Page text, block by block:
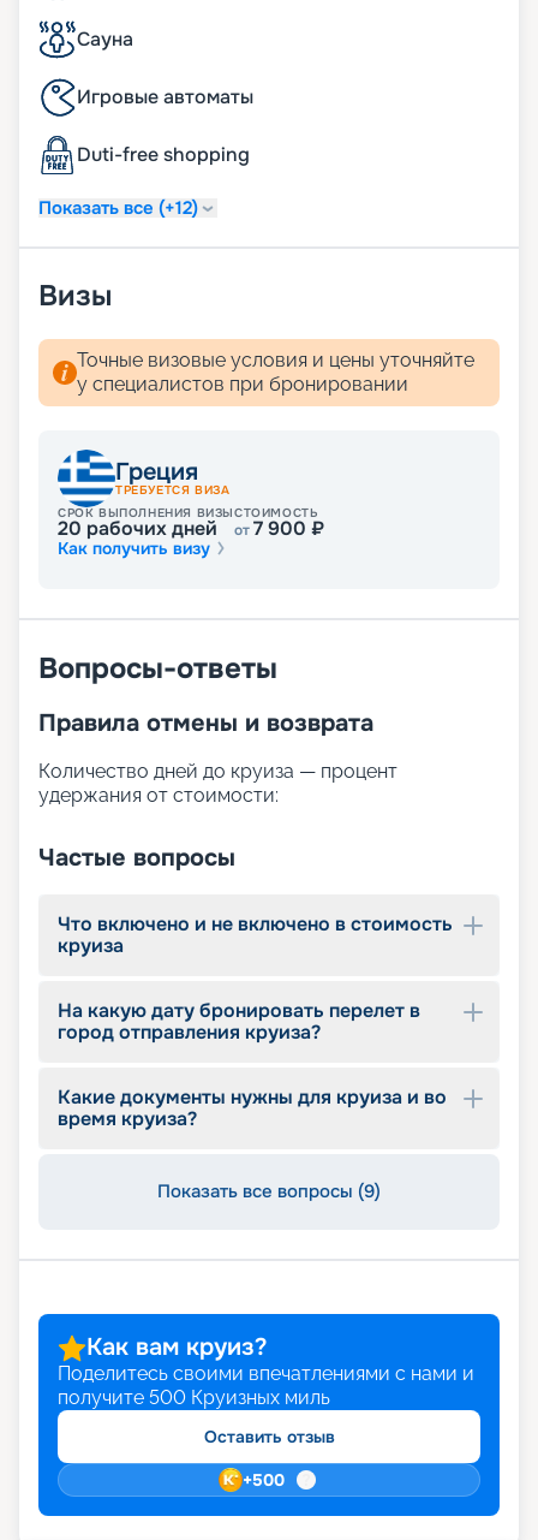
24 часа в сутки батлер-сервис (действует для
резиденций);
24 часа в сутки услуги прачечной, глажки (может
взиматься дополнительная плата);
ежедневная уборка дважды в день, включая
услугу подготовки сьюта ко сну;
услуга по чистке обуви.
Сауна
Игровые автоматы
Duti-free shopping
Показать все (+12)
Визы
Точные визовые условия и цены уточняйте
у специалистов при бронировании
Греция
ТРЕБУЕТСЯ ВИЗА
СРОК ВЫПОЛНЕНИЯ ВИЗЫ
20 рабочих дней
СТОИМОСТЬ
от7 900 ₽
Как получить визу
Вопросы-ответы
Правила отмены и возврата
Количество дней до круиза — процент
удержания от стоимости:
Частые вопросы
Что включено и не включено в стоимость
круиза
На какую дату бронировать перелет в
город отправления круиза?
Какие документы нужны для круиза и во
время круиза?
Показать все вопросы (9)
Как вам круиз?
Поделитесь своими впечатлениями с нами и
получите 500 Круизных миль
Оставить отзыв
+500